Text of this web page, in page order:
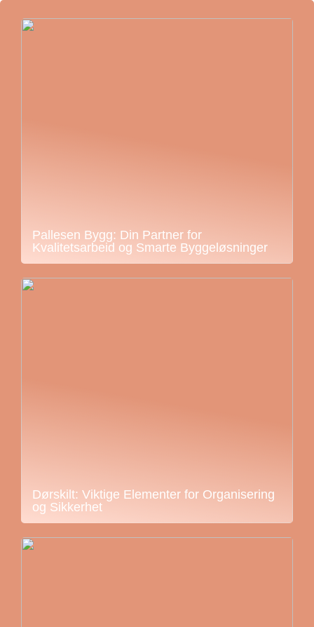
Pallesen Bygg: Din Partner for
Kvalitetsarbeid og Smarte Byggeløsninger
Dørskilt: Viktige Elementer for Organisering
og Sikkerhet